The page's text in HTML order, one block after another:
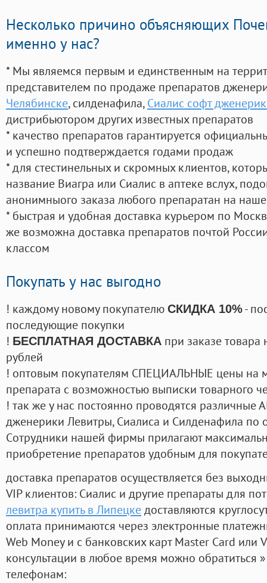
Несколько причино объясняющих
именно у нас?
* Мы являемся первым и единственным на
представителем по продаже препаратов
Челябинске, силденафила, Сиалис софт
дистрибьютором других известных препаратов
* качество препаратов гарантируется
и успешно подтверждается годами продаж
* для стестинельных и скромных клиентов,
название Виагра или Сиалис в аптеке вслух,
анонимныого заказа любого препаратан на
* быстрая и удобная доставка курьером по
же возможна доставка препаратов почтой
классом
Покупать у нас выгодно
! каждому новому покупателю СКИДКА 10%-
последующие покупки
! БЕСПЛАТНАЯ ДОСТАВКА при заказе
рублей
! оптовым покупателям СПЕЦИАЛЬНЫЕ цены на
препарата с возможностью выписки товарного
! так же у нас постоянно проводятся
дженерики Левитры, Сиалиса и Силденафила по
Cотрудники нашей фирмы прилагают
приобретение препаратов удобным для
доставка препаратов осуществляется без
VIP клиентов: Сиалис и другие препараты для
левитра купить в Липецкедоставляются
оплата принимаются через электронные
Web Money и с банковских карт Master Card или
консультации в любое время можно обратиться
телефонам: